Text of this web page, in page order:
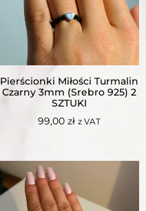
Pierścionki Miłości Turmalin
Czarny 3mm (Srebro 925) 2
SZTUKI
99,00 zł z VAT